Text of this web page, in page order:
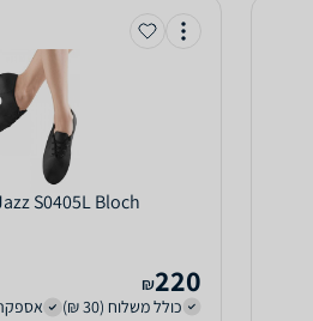
Jazzsoft Jazz S0405L Bloch
220
₪
כולל משלוח (30 ₪)